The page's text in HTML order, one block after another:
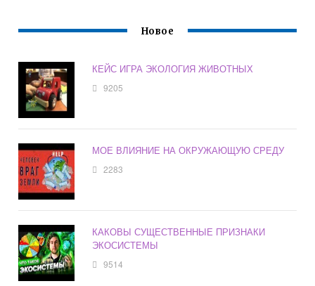
Новое
КЕЙС ИГРА ЭКОЛОГИЯ ЖИВОТНЫХ
9205
МОЕ ВЛИЯНИЕ НА ОКРУЖАЮЩУЮ СРЕДУ
2283
КАКОВЫ СУЩЕСТВЕННЫЕ ПРИЗНАКИ
ЭКОСИСТЕМЫ
9514